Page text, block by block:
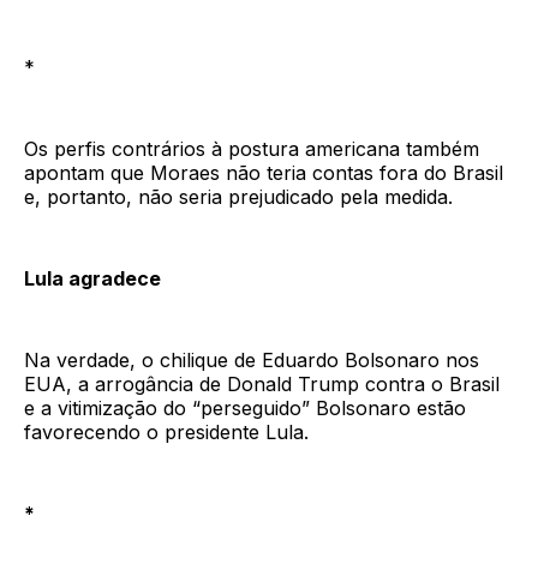
*
Os perfis contrários à postura americana também
apontam que Moraes não teria contas fora do Brasil
e, portanto, não seria prejudicado pela medida.
Lula agradece
Na verdade, o chilique de Eduardo Bolsonaro nos
EUA, a arrogância de Donald Trump contra o Brasil
e a vitimização do “perseguido” Bolsonaro estão
favorecendo o presidente Lula.
*